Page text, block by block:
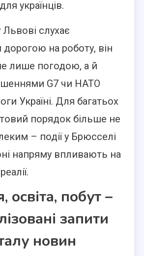
українців.
слухає
дорогою на роботу, він
лише погодою, а й
G7 чи НАТО
Україні. Для багатьох
порядок більше не
– події у Брюсселі
напряму впливають на
освіта, побут –
запити
новин